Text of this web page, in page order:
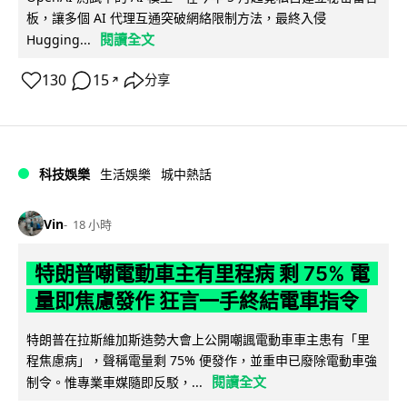
板，讓多個 AI 代理互通突破網絡限制方法，最終入侵
Hugging...
閱讀全文
130 15 ↗ 分享
科技娛樂 生活娛樂 城中熱話
Vin 18 小時
特朗普嘲電動車主有里程病 剩 75% 電
量即焦慮發作 狂言一手終結電車指令
特朗普在拉斯維加斯造勢大會上公開嘲諷電動車車主患有「里
程焦慮病」，聲稱電量剩 75% 便發作，並重申已廢除電動車強
制令。惟專業車媒隨即反駁，...
閱讀全文